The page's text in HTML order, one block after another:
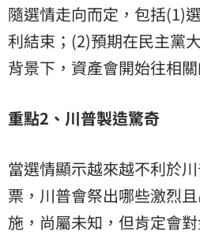
隨選情走向而定，包括(1)
利結束；(2)預期在民主黨
背景下，資產會開始往相
重點2、川普製造驚奇
當選情顯示越來越不利於
票，川普會祭出哪些激烈
施，尚屬未知，但肯定會